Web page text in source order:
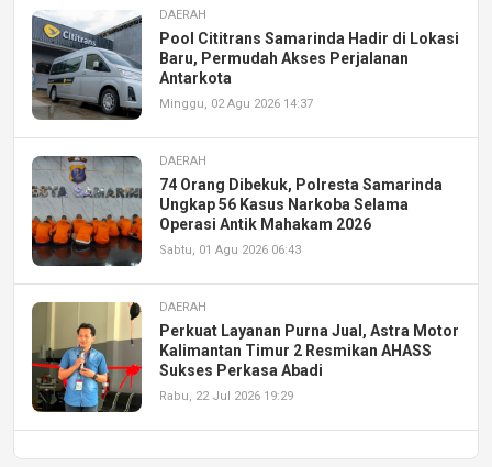
DAERAH
Pool Cititrans Samarinda Hadir di Lokasi
Baru, Permudah Akses Perjalanan
Antarkota
Minggu, 02 Agu 2026 14:37
DAERAH
74 Orang Dibekuk, Polresta Samarinda
Ungkap 56 Kasus Narkoba Selama
Operasi Antik Mahakam 2026
Sabtu, 01 Agu 2026 06:43
DAERAH
Perkuat Layanan Purna Jual, Astra Motor
Kalimantan Timur 2 Resmikan AHASS
Sukses Perkasa Abadi
Rabu, 22 Jul 2026 19:29